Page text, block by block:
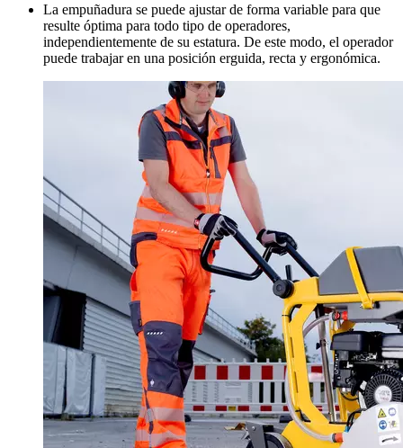
La empuñadura se puede ajustar de forma variable para que
resulte óptima para todo tipo de operadores,
independientemente de su estatura. De este modo, el operador
puede trabajar en una posición erguida, recta y ergonómica.